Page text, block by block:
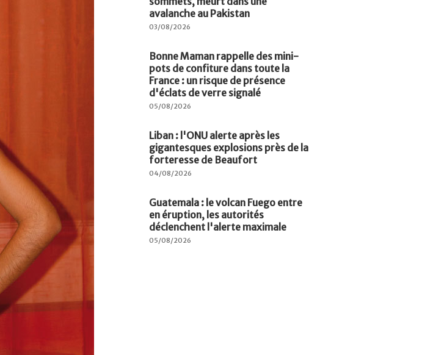
avalanche au Pakistan
03/08/2026
Bonne Maman rappelle des mini-
pots de confiture dans toute la
France : un risque de présence
d'éclats de verre signalé
05/08/2026
Liban : l'ONU alerte après les
gigantesques explosions près de la
forteresse de Beaufort
04/08/2026
Guatemala : le volcan Fuego entre
en éruption, les autorités
déclenchent l'alerte maximale
05/08/2026